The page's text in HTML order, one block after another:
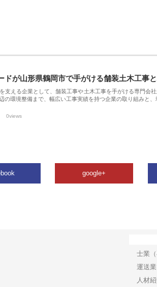
ドが山形県鶴岡市で手がける舗装土木工事
支える企業として、舗装工事や土木工事を手がける専門会
の環境整備まで、幅広い工事実績を持つ企業の取り組みと、
0views
google+
士業（
運送業
人材